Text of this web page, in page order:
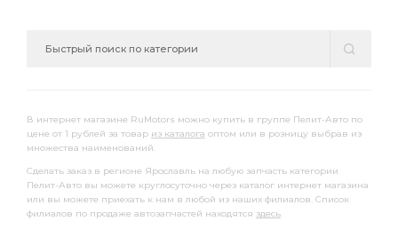
В интернет магазине RuMotors можно купить в группе Пелит-Авто по
цене от 1 рублей за товар из каталога оптом или в розницу выбрав из
множества наименований.
Сделать заказ в регионе Ярославль на любую запчасть категории
Пелит-Авто вы можете круглосуточно через каталог интернет магазина
или вы можете приехать к нам в любой из наших филиалов. Список
филиалов по продаже автозапчастей находятся здесь.